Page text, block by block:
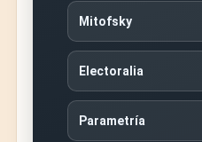
Mitofsky
Electoralia
Parametría